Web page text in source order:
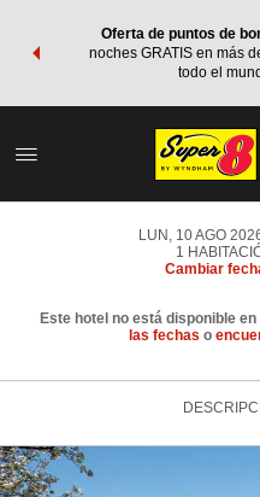
Oferta de puntos de
noches GRATIS en más
todo el
LUN, 10 AGO
1
Cambiar
Este hotel no está disponible
las fechas o